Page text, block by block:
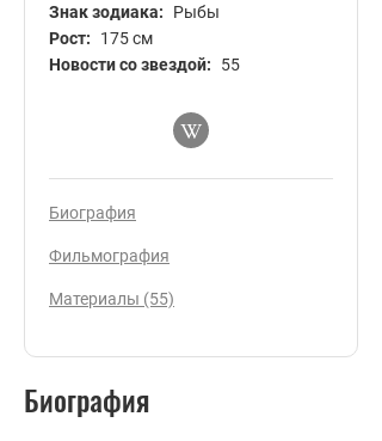
Знак зодиака:
Рыбы
Рост:
175 см
Новости со звездой:
55
Биография
Фильмография
Материалы (55)
Биография